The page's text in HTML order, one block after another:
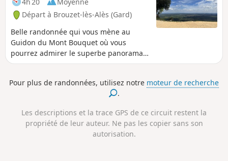
Départ à Brouzet-lès-Alès (Gard)
Belle randonnée qui vous mène au
Guidon du Mont Bouquet où vous
pourrez admirer le superbe panorama
sur le Gard, les monts d'Ardèche et
Malgré les nombreux sentiers, peu de
difficulté d'orientation, les antennes du
Pour plus de randonnées, utilisez notre moteur de recherche
.
Les descriptions et la trace GPS de ce circuit restent la
propriété de leur auteur. Ne pas les copier sans son
autorisation.